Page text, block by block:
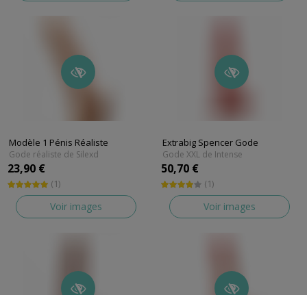
Modèle 1 Pénis Réaliste
Gode réaliste de Silexd
23,90 €
(1)
Voir images
Extrabig Spencer Gode
Gode XXL de Intense
50,70 €
(1)
Voir images